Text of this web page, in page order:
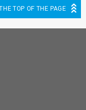
TOP OF THE PAGE